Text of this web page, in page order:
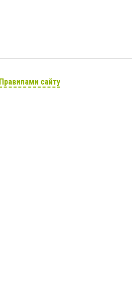
Правилами сайту